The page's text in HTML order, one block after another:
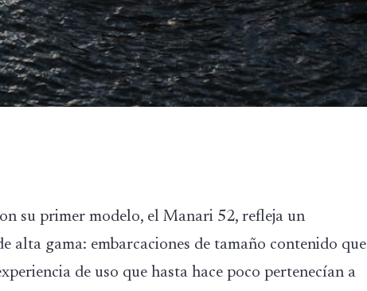
su primer modelo, el Manari 52, refleja un
alta gama: embarcaciones de tamaño contenido que
de uso que hasta hace poco pertenecían a